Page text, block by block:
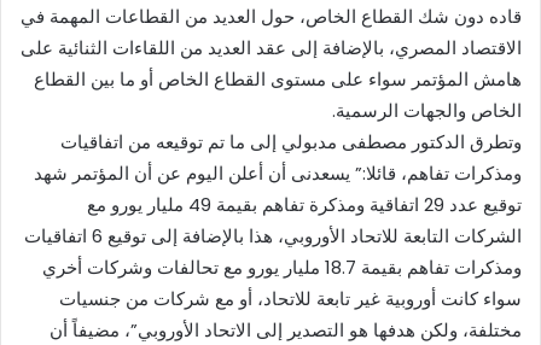
قاده دون شك القطاع الخاص، حول العديد من القطاعات المهمة في
الاقتصاد المصري، بالإضافة إلى عقد العديد من اللقاءات الثنائية على
هامش المؤتمر سواء على مستوى القطاع الخاص أو ما بين القطاع
الخاص والجهات الرسمية.
وتطرق الدكتور مصطفى مدبولي إلى ما تم توقيعه من اتفاقيات
ومذكرات تفاهم، قائلا:” يسعدنى أن أعلن اليوم عن أن المؤتمر شهد
توقيع عدد 29 اتفاقية ومذكرة تفاهم بقيمة 49 مليار يورو مع
الشركات التابعة للاتحاد الأوروبي، هذا بالإضافة إلى توقيع 6 اتفاقيات
ومذكرات تفاهم بقيمة 18.7 مليار يورو مع تحالفات وشركات أخري
سواء كانت أوروبية غير تابعة للاتحاد، أو مع شركات من جنسيات
مختلفة، ولكن هدفها هو التصدير إلى الاتحاد الأوروبي”، مضيفاً أن